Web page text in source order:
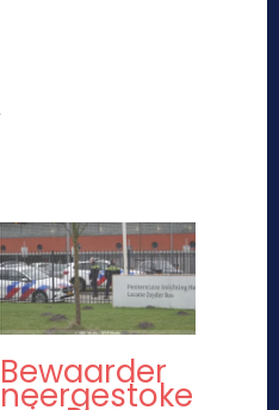
Bewaarder
neergestoke